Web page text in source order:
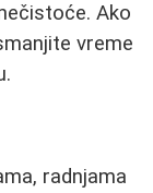
Ako
vreme
radnjama